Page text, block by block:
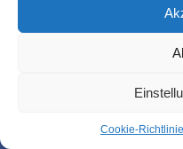
Coo­kie-Richt­li­nie
SHARE